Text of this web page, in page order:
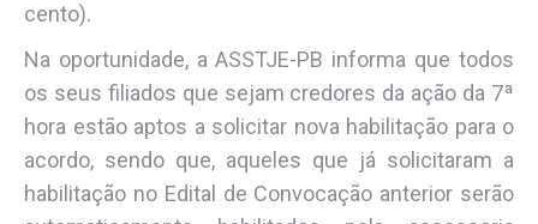
cento).
Na oportunidade, a ASSTJE-PB informa que todos
os seus filiados que sejam credores da ação da 7ª
hora estão aptos a solicitar nova habilitação para o
acordo, sendo que, aqueles que já solicitaram a
habilitação no Edital de Convocação anterior serão